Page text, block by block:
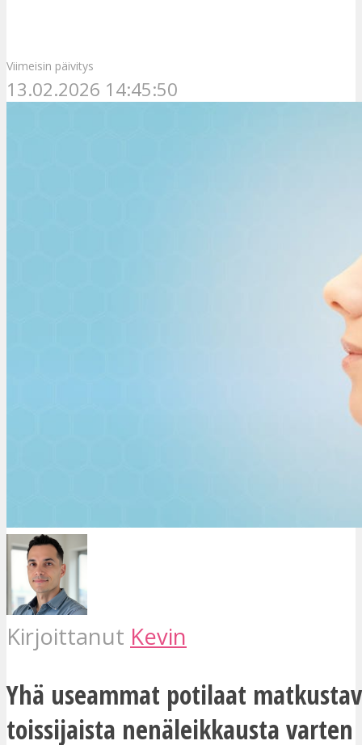
Viimeisin päivitys
13.02.2026 14:45:50
Kirjoittanut Kevin
Yhä useammat potilaat
toissijaista nenäleikkausta varten